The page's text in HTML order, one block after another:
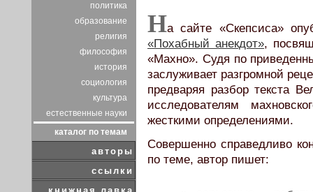
политика
образование
религия
философия
история
социология
культура
естественные науки
каталог по темам
авторы
ссылки
На сайте «Скепсиса»
«Похабный анекдот»,
«Махно». Судя по
заслуживает разгромной
предваряя разбор текста
исследователям
жесткими определениями.
Совершенно справедливо
по теме, автор пишет: